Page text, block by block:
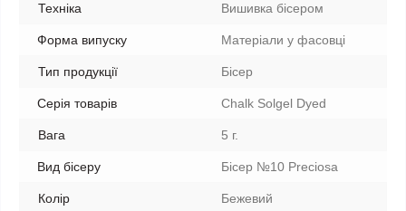
Техніка Вишивка бісером
Форма випуску Матеріали у фасовці
Тип продукції Бісер
Серія товарів Chalk Solgel Dyed
Вага 5 г.
Вид бісеру Бісер №10 Preciosa
Колір Бежевий